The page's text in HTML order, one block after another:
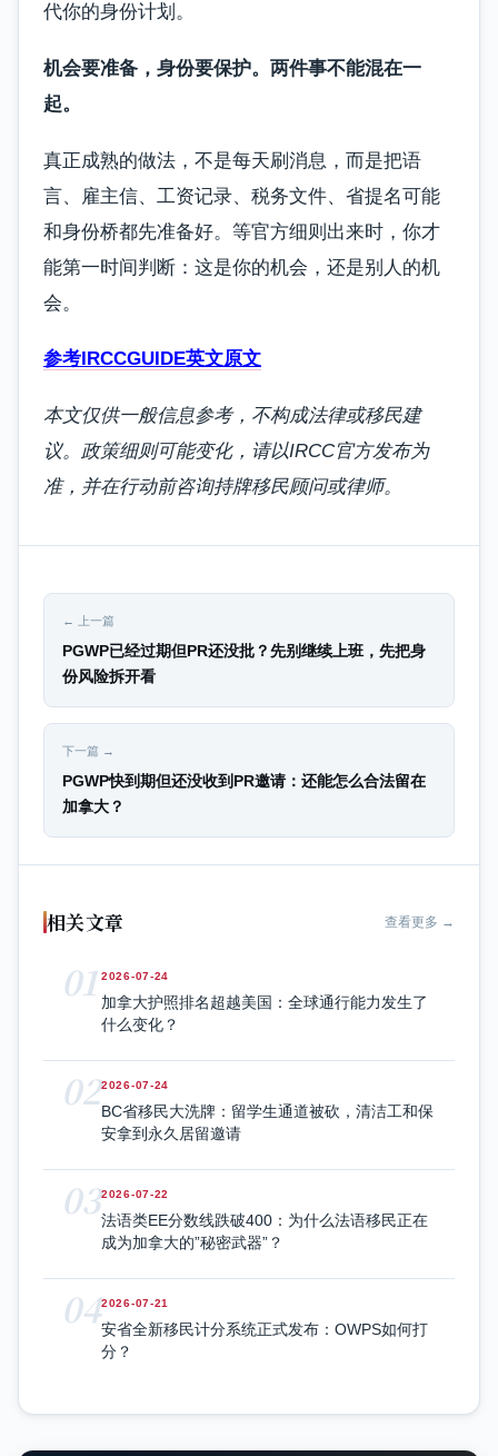
代你的身份计划。
机会要准备，身份要保护。两件事不能混在一
起。
真正成熟的做法，不是每天刷消息，而是把语
言、雇主信、工资记录、税务文件、省提名可能
和身份桥都先准备好。等官方细则出来时，你才
能第一时间判断：这是你的机会，还是别人的机
会。
参考IRCCGUIDE英文原文
本文仅供一般信息参考，不构成法律或移民建
议。政策细则可能变化，请以IRCC官方发布为
准，并在行动前咨询持牌移民顾问或律师。
← 上一篇
PGWP已经过期但PR还没批？先别继续上班，先把身
份风险拆开看
下一篇 →
PGWP快到期但还没收到PR邀请：还能怎么合法留在
加拿大？
相关文章 查看更多 →
01 2026-07-24
加拿大护照排名超越美国：全球通行能力发生了
什么变化？
022026-07-24
BC省移民大洗牌：留学生通道被砍，清洁工和保
安拿到永久居留邀请
032026-07-22
法语类EE分数线跌破400：为什么法语移民正在
成为加拿大的”秘密武器”？
042026-07-21
安省全新移民计分系统正式发布：OWPS如何打
分？